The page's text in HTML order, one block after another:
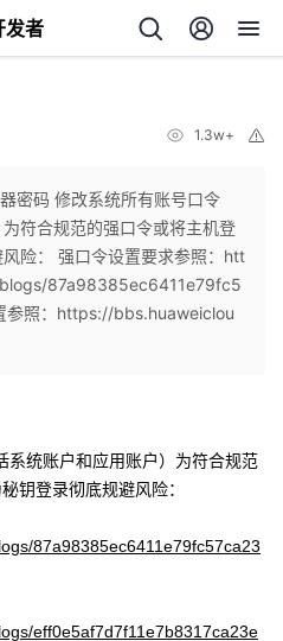
发者
1.3w+
密码 修改系统所有账号口令
为符合规范的强口令或将主机登
险： 强口令设置要求参照：htt
87a98385ec6411e79fc5
照：https://bbs.huaweiclou
统账户和应用账户）为符合规范
钥登录彻底规避风险：
87a98385ec6411e79fc57ca23
eff0e5af7d7f11e7b8317ca23e